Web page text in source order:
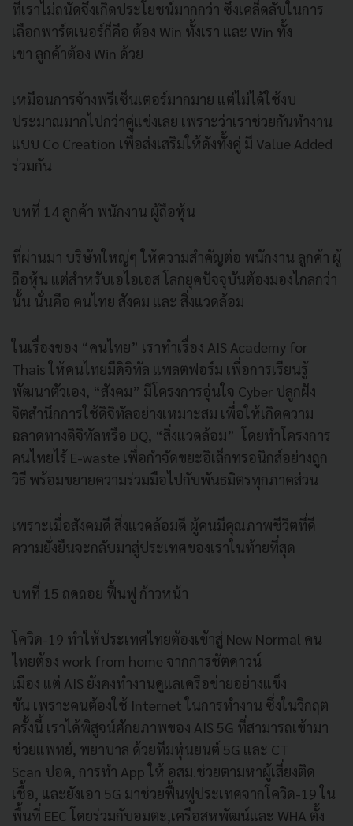
ที่เราไม่ถนัดจึงเกิดประโยชน์มากกว่า ซึ่งเคล็ดลับในการ
เลือกพาร์ตเนอร์ก็คือ ต้อง Win ทั้งเรา และ Win ทั้ง
เขา ลูกค้าต้อง Win ด้วย
เหมือนการจ้างพรีเซ็นเตอร์มากมาย แต่ไม่ได้ใช้งบ
ประมาณมากไปกว่าคู่แข่งเลย เพราะว่าเราช่วยกันทำงาน
แบบ Co Creation เพื่อส่งเสริมให้ดังทั้งคู่ มี Value Added
ร่วมกัน
บทที่ 14 ลูกค้า พนักงาน ผู้ถือหุ้น
ที่ผ่านมา บริษัทใหญ่ๆ ให้ความสำคัญต่อ พนักงาน ลูกค้า ผู้
ถือหุ้น แต่สำหรับเอไอเอส โลกยุคปัจจุบันต้องมองไกลกว่า
นั้น นั่นคือ คนไทย สังคม และ สิ่งแวดล้อม
ในเรื่องของ “คนไทย” เราทำเรื่อง AIS Academy for
Thais ให้คนไทยมีดิจิทัล แพลตฟอร์ม เพื่อการเรียนรู้
พัฒนาตัวเอง, “สังคม” มีโครงการอุ่นใจ Cyber ปลูกฝัง
จิตสำนึกการใช้ดิจิทัลอย่างเหมาะสม เพื่อให้เกิดความ
ฉลาดทางดิจิทัลหรือ DQ, “สิ่งแวดล้อม” โดยทำโครงการ
คนไทยไร้ E-waste เพื่อกำจัดขยะอิเล็กทรอนิกส์อย่างถูก
วิธี พร้อมขยายความร่วมมือไปกับพันธมิตรทุกภาคส่วน
เพราะเมื่อสังคมดี สิ่งแวดล้อมดี ผู้คนมีคุณภาพชีวิตที่ดี
ความยั่งยืนจะกลับมาสู่ประเทศของเราในท้ายที่สุด
บทที่ 15 ถดถอย ฟื้นฟู ก้าวหน้า
โควิด-19 ทำให้ประเทศไทยต้องเข้าสู่ New Normal คน
ไทยต้อง work from home จากการชัตดาวน์
เมือง แต่ AIS ยังคงทำงานดูแลเครือข่ายอย่างแข็ง
ขัน เพราะคนต้องใช้ Internet ในการทำงาน ซึ่งในวิกฤต
ครั้งนี้ เราได้พิสูจน์ศักยภาพของ AIS 5G ที่สามารถเข้ามา
ช่วยแพทย์, พยาบาล ด้วยทีมหุ่นยนต์ 5G และ CT
Scan ปอด, การทำ App ให้ อสม.ช่วยตามหาผู้เสี่ยงติด
เชื้อ, และยังเอา 5G มาช่วยฟื้นฟูประเทศจากโควิด-19 ใน
พื้นที่ EEC โดยร่วมกับอมตะ,เครือสหพัฒน์และ WHA ตั้ง